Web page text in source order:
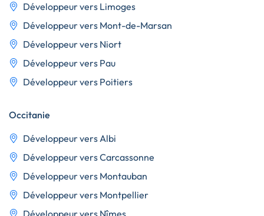
Développeur vers Limoges
Développeur vers Mont-de-Marsan
Développeur vers Niort
Développeur vers Pau
Développeur vers Poitiers
Occitanie
Développeur vers Albi
Développeur vers Carcassonne
Développeur vers Montauban
Développeur vers Montpellier